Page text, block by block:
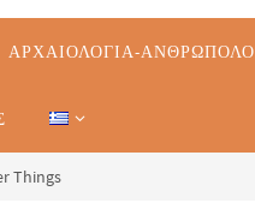
ΑΡΧΑΙΟΛΟΓΊΑ-
Things